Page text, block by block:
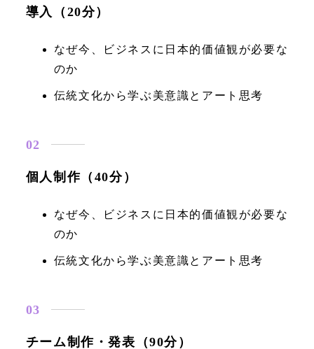
導入（20分）
なぜ今、ビジネスに日本的価値観が必要な
のか
伝統文化から学ぶ美意識とアート思考
個人制作（40分）
なぜ今、ビジネスに日本的価値観が必要な
のか
伝統文化から学ぶ美意識とアート思考
チーム制作・発表（90分）